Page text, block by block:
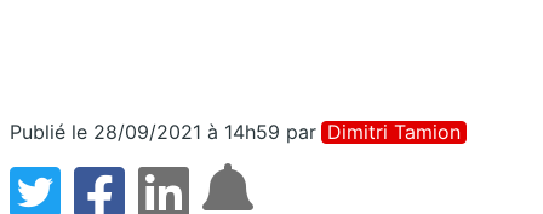
Publié le 28/09/2021 à 14h59 par Dimitri Tamion